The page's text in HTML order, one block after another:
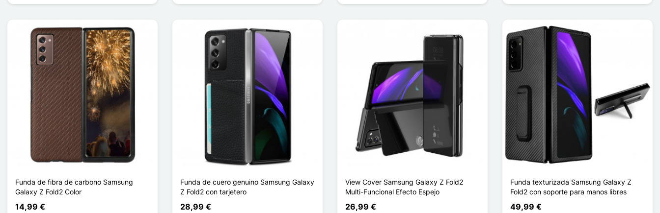
Funda de fibra de carbono Samsung
Galaxy Z Fold2 Color
14,99 €
Funda de cuero genuino Samsung Galaxy
Z Fold2 con tarjetero
28,99 €
View Cover Samsung Galaxy Z Fold2
Multi-Funcional Efecto Espejo
26,99 €
Funda texturizada Samsung Galaxy Z
Fold2 con soporte para manos libres
49,99 €